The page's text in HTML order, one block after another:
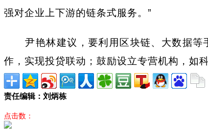
强对企业上下游的链条式服务。”
尹艳林建议，要利用区块链、大数据
作，实现投贷联动；鼓励设立专营机构，如
责任编辑：刘炳栋
点击数：